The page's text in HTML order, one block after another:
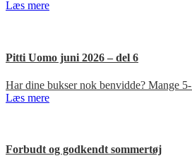
Læs mere
Pitti Uomo juni 2026 – del 6
Har dine bukser nok benvidde? Mange
Læs mere
Forbudt og godkendt sommertøj